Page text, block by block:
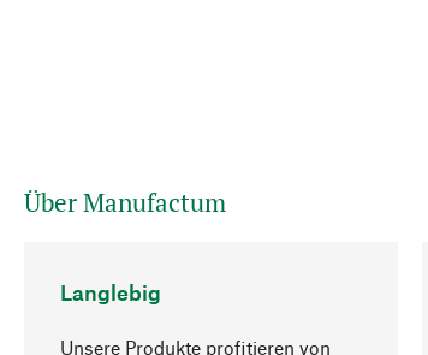
Über Manufactum
Langlebig
Unsere Produkte profitieren von